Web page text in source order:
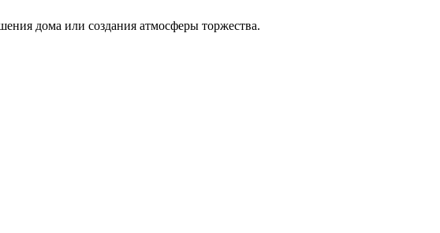
дома или создания атмосферы торжества.